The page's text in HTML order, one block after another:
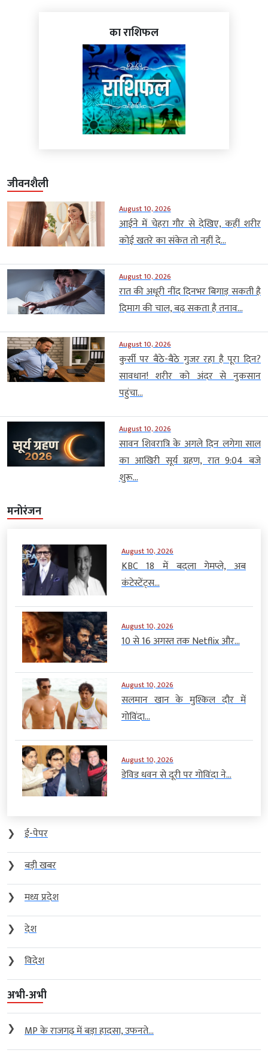
का राशिफल
जीवनशैली
August 10, 2026
आईने में चेहरा गौर से देखिए, कहीं शरीर
कोई खतरे का संकेत तो नहीं दे...
August 10, 2026
रात की अधूरी नींद दिनभर बिगाड़ सकती है
दिमाग की चाल, बढ़ सकता है तनाव...
August 10, 2026
कुर्सी पर बैठे-बैठे गुजर रहा है पूरा दिन?
सावधान! शरीर को अंदर से नुकसान
पहुंचा...
August 10, 2026
सावन शिवरात्रि के अगले दिन लगेगा साल
का आखिरी सूर्य ग्रहण, रात 9:04 बजे
शुरू...
मनोरंजन
August 10, 2026
KBC 18 में बदला गेमप्ले, अब
कंटेस्टेंट्स...
August 10, 2026
10 से 16 अगस्त तक Netflix और...
August 10, 2026
सलमान खान के मुश्किल दौर में
गोविंदा...
August 10, 2026
डेविड धवन से दूरी पर गोविंदा ने...
❯
ई-पेपर
❯
बड़ी खबर
❯
मध्य प्रदेश
❯
देश
❯
विदेश
अभी-अभी
❯ MP के राजगढ़ में बड़ा हादसा, उफनते...